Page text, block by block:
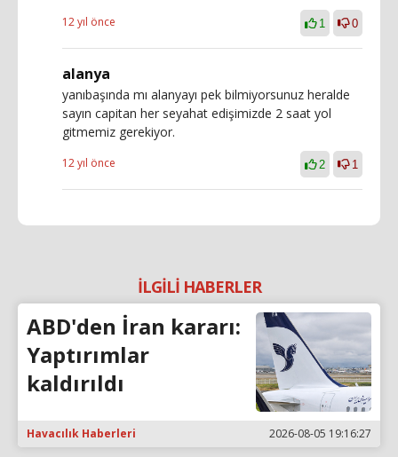
12 yıl önce 1 0
alanya
yanıbaşında mı alanyayı pek bilmiyorsunuz heralde
sayın capitan her seyahat edişimizde 2 saat yol
gitmemiz gerekiyor.
12 yıl önce 2 1
İLGİLİ HABERLER
ABD'den İran kararı:
Yaptırımlar
kaldırıldı
Havacılık Haberleri 2026-08-05 19:16:27